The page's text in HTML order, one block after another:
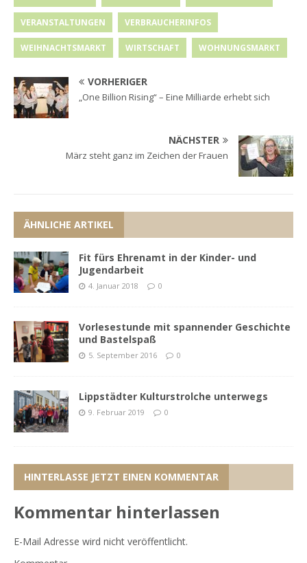
VERANSTALTUNGEN VERBRAUCHERINFOS
WEIHNACHTSMARKT WIRTSCHAFT WOHNUNGSMARKT
VORHERIGER
„One Billion Rising“ – Eine Milliarde erhebt sich
NÄCHSTER
März steht ganz im Zeichen der Frauen
ÄHNLICHE ARTIKEL
Fit fürs Ehrenamt in der Kinder- und
Jugendarbeit
4. Januar 2018 0
Vorlesestunde mit spannender Geschichte
und Bastelspaß
5. September 2016 0
Lippstädter Kulturstrolche unterwegs
9. Februar 2019 0
HINTERLASSE JETZT EINEN KOMMENTAR
Kommentar hinterlassen
E-Mail Adresse wird nicht veröffentlicht.